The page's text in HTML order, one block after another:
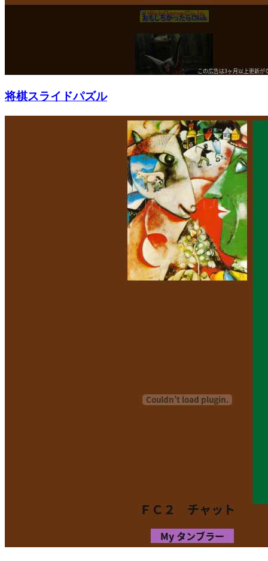
将棋スライドパズル